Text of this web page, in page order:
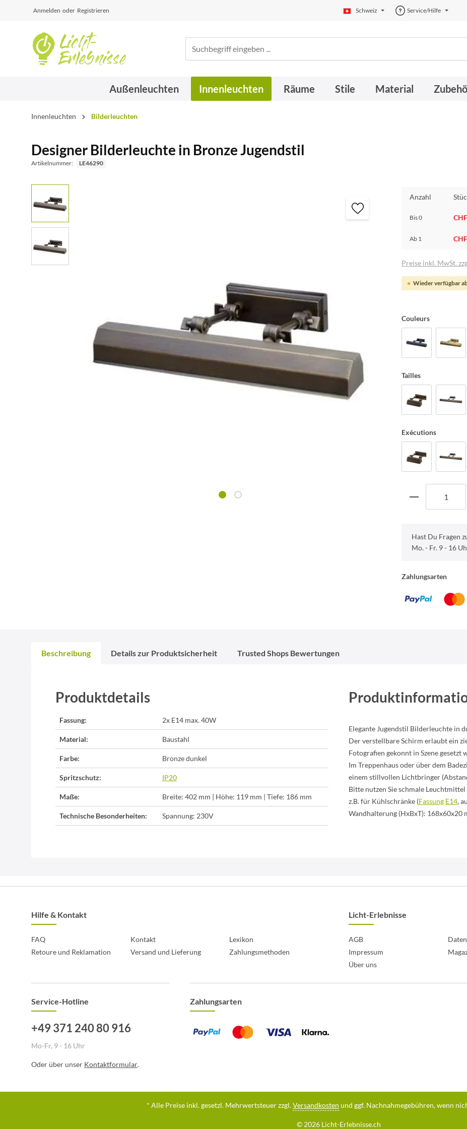
Anmelden oder Registrieren Schweiz Service/Hilfe
Außenleuchten Innenleuchten Räume Stile Material
Innenleuchten Bilderleuchten
Designer Bilderleuchte in Bronze Jugendstil
Artikelnummer: LE46290
Anzahl
Bis0
Ab 1
Preise inkl. MwSt.
Wieder verfügbar
Couleurs
Tailles
Exécutions
Hast Du Fragen
Mo. - Fr. 9 - 16
Zahlungsarten
Beschreibung Details zur Produktsicherheit Trusted Shops Bewertungen
Produktdetails
Fassung: 2x E14 max. 40W
Material: Baustahl
Farbe: Bronze dunkel
Spritzschutz: IP20
Maße: Breite: 402 mm | Höhe: 119 mm | Tiefe: 186 mm
Technische Besonderheiten: Spannung: 230V
Elegante Jugendstil Bilderleuchte in
Der verstellbare Schirm erlaubt ein
Fotografien gekonnt in Szene gesetzt
Im Treppenhaus oder über dem
einem stillvollen Lichtbringer
Bitte nutzen Sie schmale
z.B. für Kühlschränke (Fassung E14,
Wandhalterung (HxBxT): 168x60x20
Service-Hotline
+49 371 240 80 916
Mo-Fr, 9 - 16 Uhr
Oder über unser Kontaktformular.
Hilfe & Kontakt
FAQ Kontakt
Lexikon
Retoure und Reklamation
Versand und Lieferung Zahlungsmethoden
Licht-Erlebnisse
AGB
Impressum
Über uns
Zahlungsarten
* Alle Preise inkl. gesetzl. Mehrwertsteuer zzgl.Versandkosten und ggf. Nachnahmegebühren, wenn
© 2026 Licht-Erlebnisse.ch